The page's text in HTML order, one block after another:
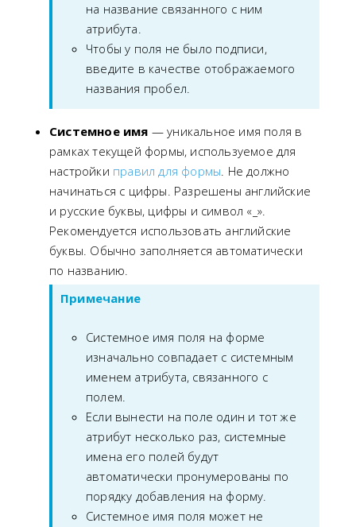
на название связанного с ним
атрибута.
Чтобы у поля не было подписи,
введите в качестве отображаемого
названия пробел.
Системное имя — уникальное имя поля в
рамках текущей формы, используемое для
настройки правил для формы. Не должно
начинаться с цифры. Разрешены английские
и русские буквы, цифры и символ «_».
Рекомендуется использовать английские
буквы. Обычно заполняется автоматически
по названию.
Примечание
Системное имя поля на форме
изначально совпадает с системным
именем атрибута, связанного с
полем.
Если вынести на поле один и тот же
атрибут несколько раз, системные
имена его полей будут
автоматически пронумерованы по
порядку добавления на форму.
Системное имя поля может не